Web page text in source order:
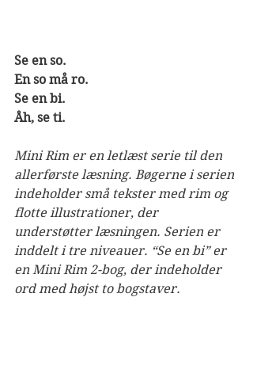
Se en so.
En so må ro.
Se en bi.
Åh, se ti.
Mini Rim er en letlæst serie til den
allerførste læsning. Bøgerne i serien
indeholder små tekster med rim og
flotte illustrationer, der
understøtter læsningen. Serien er
inddelt i tre niveauer. “Se en bi” er
en Mini Rim 2-bog, der indeholder
ord med højst to bogstaver.